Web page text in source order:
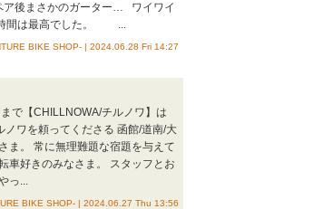
ア後まさかのガーター… ワイワイ
時間は最高でした。 ...
BIKE SHOP- | 2024.06.28 Fri 14:27
で【CHILLNOWA/チルノワ】は
ワを頼ってくださる 函館/道南/大
ま。 常に無理難題な宿題を与えて
車好きのみなさま。 スタッフとお
っ...
BIKE SHOP- | 2024.06.27 Thu 13:56